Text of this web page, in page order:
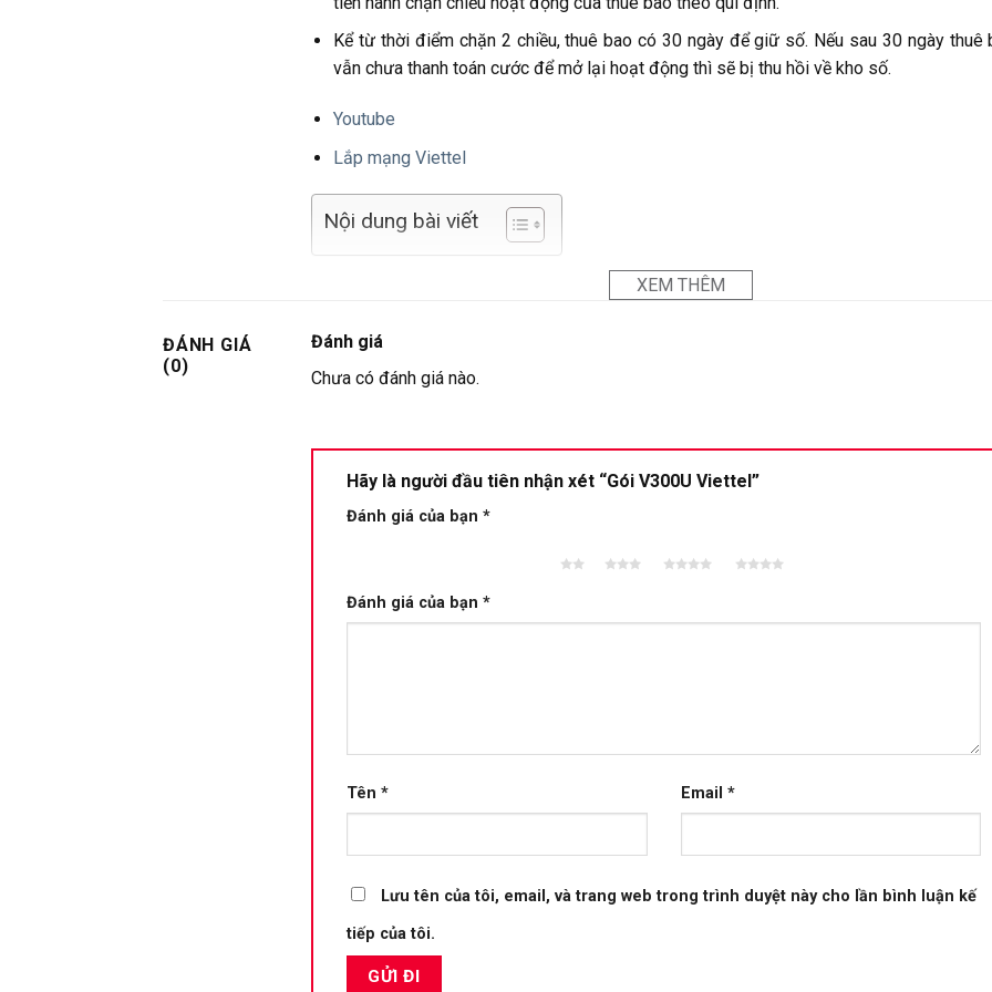
Kể từ thời điểm chặn 2 chiều, thuê bao có 30 ngày để giữ số. Nếu sau 30 ngày thuê
vẫn chưa thanh toán cước để mở lại hoạt động thì sẽ bị thu hồi về kho số.
Youtube
Lắp mạng Viettel
XEM THÊM
Nội dung bài viết
ĐÁNH GIÁ
(0)
Đánh giá
Chưa có đánh giá nào.
Hãy là người đầu tiên nhận xét “Gói V300U Viettel”
Đánh giá của bạn *
5 sao
sao
sao
sao
Đánh giá của bạn *
Tên * Email *
Lưu tên của tôi, email, và trang web trong trình duyệt này cho lần bình luận kế
tiếp của tôi.